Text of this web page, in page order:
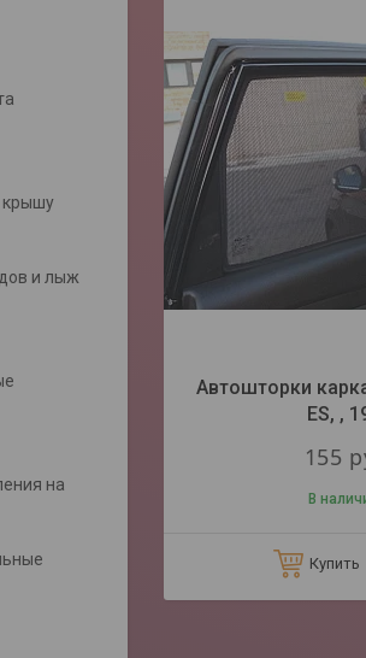
Автошторки
ES, ,
155
В
Купить
крышу
и лыж
на